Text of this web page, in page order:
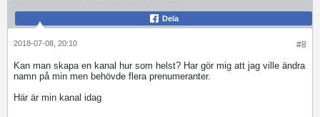
Dela
#8
2018-07-08, 20:10
Kan man skapa en kanal hur som helst? Har gör mig att jag ville ändra
namn på min men behövde flera prenumeranter.
Här är min kanal idag